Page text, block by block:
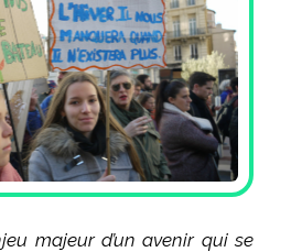
majeur d’un avenir qui se